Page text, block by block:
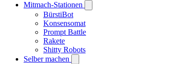
Mitmach-Stationen
BürstiBot
Konsensomat
Prompt Battle
Rakete
Shitty Robots
Selber machen